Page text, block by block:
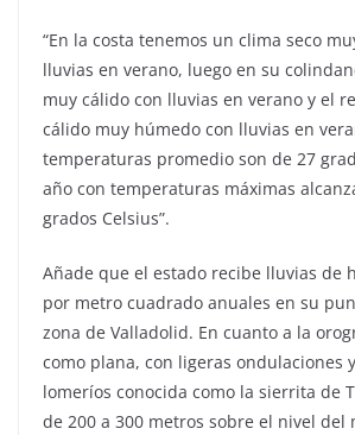
“En la costa tenemos un clima seco
lluvias en verano, luego en su
muy cálido con lluvias en verano y el
cálido muy húmedo con lluvias en
temperaturas promedio son de 27
año con temperaturas máximas
grados Celsius”.
Añade que el estado recibe lluvias de
por metro cuadrado anuales en su
zona de Valladolid. En cuanto a la
como plana, con ligeras ondulaciones
lomeríos conocida como la sierrita de
de 200 a 300 metros sobre el nivel del